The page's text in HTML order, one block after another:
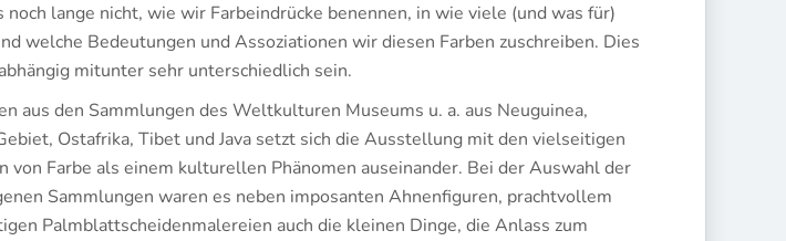
lange nicht, wie wir Farbeindrücke benennen, in wie viele (und was für)
welche Bedeutungen und Assoziationen wir diesen Farben zuschreiben. Dies
mitunter sehr unterschiedlich sein.
aus den Sammlungen des Weltkulturen Museums u. a. aus Neuguinea,
Ostafrika, Tibet und Java setzt sich die Ausstellung mit den vielseitigen
von Farbe als einem kulturellen Phänomen auseinander. Bei der Auswahl der
Sammlungen waren es neben imposanten Ahnenfiguren, prachtvollem
Palmblattscheidenmalereien auch die kleinen Dinge, die Anlass zum